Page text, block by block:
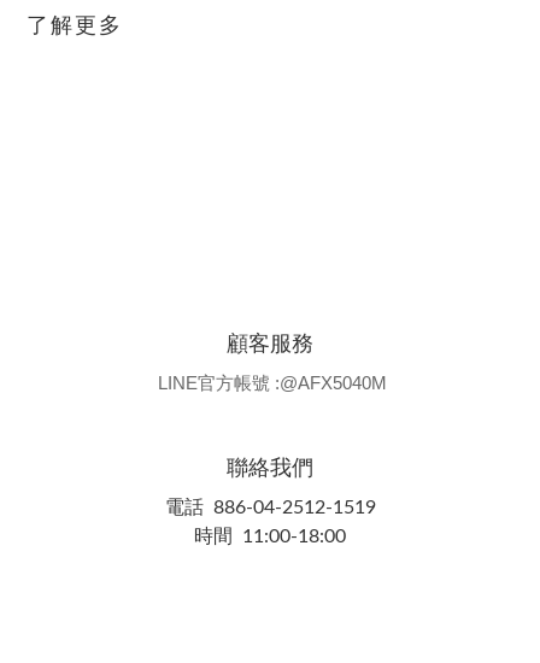
了解更多
顧客服務
LINE官方帳號 :@AFX5040M
聯絡我們
電話 886-04-2512-1519
時間 11:00-18:00